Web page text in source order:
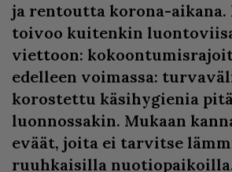
ja rentoutta korona-
toivoo kuitenkin
viettoon:
edelleen voimassa:
korostettu käsihygienia
luonnossakin. Mukaan
eväät, joita ei tarvitse
ruuhkaisilla